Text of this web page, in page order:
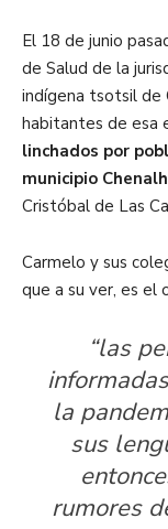
El 18 de junio
de Salud de la
indígena tsotsil de
habitantes de esa
linchados por
municipio
Cristóbal de Las
Carmelo y sus
que a su ver, es el
“las
la
sus
rumores